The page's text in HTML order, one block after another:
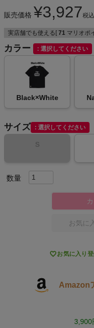
レディースカジュアルウェア
メンズスポーツウェア
レディーススポーツウェア
もっと見る
キャンプ・フェス
もっと見る
販売価格 ¥3,927税込
実店舗でも使える[ 71 マリオポ
カラー 選択してください
Black×White
サイズ 選択してください
S
お気に
お気に入り
Amazon
3,900